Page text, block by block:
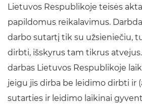
Lietuvos Respublikoje teisės
papildomus reikalavimus.
darbo sutartį tik su užsieniečiu,
dirbti, išskyrus tam tikrus
darbas Lietuvos Respublikoje
jeigu jis dirba be leidimo dirbti ir
sutarties ir leidimo laikinai